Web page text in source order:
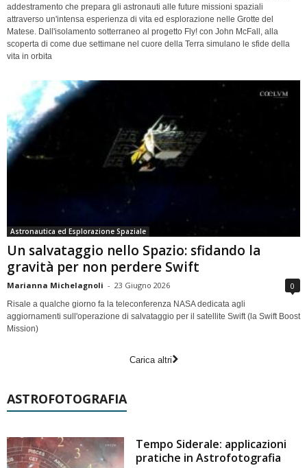
addestramento che prepara gli astronauti alle future missioni spaziali
attraverso un'intensa esperienza di vita ed esplorazione nelle Grotte del
Matese. Dall'isolamento sotterraneo al progetto Fly! con John McFall, alla
scoperta di come due settimane nel cuore della Terra simulano le sfide della
vita in orbita
Astronautica ed Esplorazione Spaziale
Un salvataggio nello Spazio: sfidando la
gravità per non perdere Swift
Marianna Michelagnoli - 23 Giugno 2026 0
Risale a qualche giorno fa la teleconferenza NASA dedicata agli
aggiornamenti sull'operazione di salvataggio per il satellite Swift (la Swift Boost
Mission)
Carica altri
ASTROFOTOGRAFIA
Tempo Siderale: applicazioni
pratiche in Astrofotografia